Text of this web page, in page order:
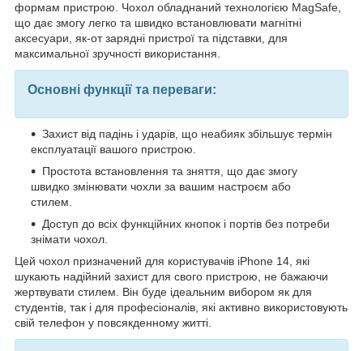
формам пристрою. Чохол обладнаний технологією MagSafe,
що дає змогу легко та швидко встановлювати магнітні
аксесуари, як-от зарядні пристрої та підставки, для
максимальної зручності використання.
Основні функції та переваги:
Захист від падінь і ударів, що неабияк збільшує термін
експлуатації вашого пристрою.
Простота встановлення та зняття, що дає змогу
швидко змінювати чохли за вашим настроєм або
стилем.
Доступ до всіх функційних кнопок і портів без потреби
знімати чохол.
Цей чохол призначений для користувачів iPhone 14, які
шукають надійний захист для свого пристрою, не бажаючи
жертвувати стилем. Він буде ідеальним вибором як для
студентів, так і для професіоналів, які активно використовують
свій телефон у повсякденному житті.